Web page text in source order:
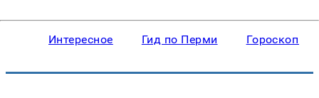
Интересное Гид по Перми Гороскопы